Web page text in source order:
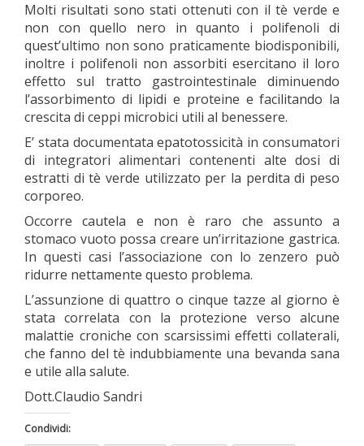
Molti risultati sono stati ottenuti con il tè verde e
non con quello nero in quanto i polifenoli di
quest’ultimo non sono praticamente biodisponibili,
inoltre i polifenoli non assorbiti esercitano il loro
effetto sul tratto gastrointestinale diminuendo
l’assorbimento di lipidi e proteine e facilitando la
crescita di ceppi microbici utili al benessere.
E’ stata documentata epatotossicità in consumatori
di integratori alimentari contenenti alte dosi di
estratti di tè verde utilizzato per la perdita di peso
corporeo.
Occorre cautela e non è raro che assunto a
stomaco vuoto possa creare un’irritazione gastrica.
In questi casi l’associazione con lo zenzero può
ridurre nettamente questo problema.
L’assunzione di quattro o cinque tazze al giorno è
stata correlata con la protezione verso alcune
malattie croniche con scarsissimi effetti collaterali,
che fanno del tè indubbiamente una bevanda sana
e utile alla salute.
Dott.Claudio Sandri
Condividi: